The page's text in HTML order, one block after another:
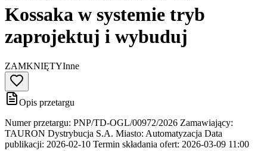
Kossaka w systemie tryb
zaprojektuj i wybuduj
ZAMKNIĘTYInne
Opis przetargu
Numer przetargu: PNP/TD-OGL/00972/2026 Zamawiający:
TAURON Dystrybucja S.A. Miasto: Automatyzacja Data
publikacji: 2026-02-10 Termin składania ofert: 2026-03-09 11:00